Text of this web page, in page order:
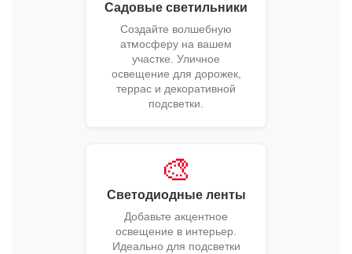
Садовые светильники
Создайте волшебную
атмосферу на вашем
участке. Уличное
освещение для дорожек,
террас и декоративной
подсветки.
🎨
Светодиодные ленты
Добавьте акцентное
освещение в интерьер.
Идеально для подсветки